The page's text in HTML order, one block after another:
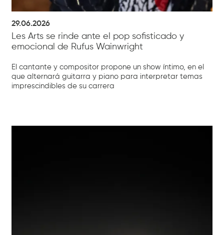
29.06.2026
Les Arts se rinde ante el pop sofisticado y
emocional de Rufus Wainwright
El cantante y compositor propone un show íntimo, en el
que alternará guitarra y piano para interpretar temas
imprescindibles de su carrera